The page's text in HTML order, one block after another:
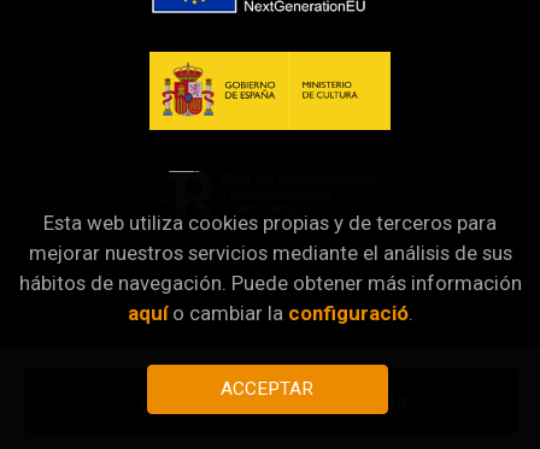
Afegir a la meva cistella
Esta web utiliza cookies propias y de terceros para
mejorar nuestros servicios mediante el análisis de sus
hábitos de navegación. Puede obtener más información
aquío cambiar la configuració.
ACCEPTAR